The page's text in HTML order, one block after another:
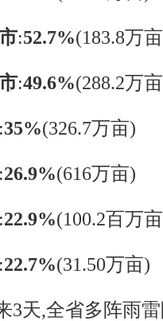
‌:‌52.7%‌(183.8万
‌:‌49.6%‌(288.2万
‌:‌35%‌(326.7万亩)
26.9%‌(616万亩)
‌:‌22.9%‌(100.2百万
‌:‌22.7%‌(31.50万亩)
3天,全省多阵雨